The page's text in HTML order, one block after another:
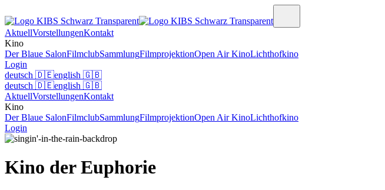
AktuellVorstellungenKontakt
Kino
Der Blaue SalonFilmclubSammlungFilmprojektionOpen Air KinoLichthofkino
Login
deutsch 🇩🇪english 🇬🇧
deutsch 🇩🇪english 🇬🇧
AktuellVorstellungenKontakt
Kino
Der Blaue SalonFilmclubSammlungFilmprojektionOpen Air KinoLichthofkino
Login
Kino der Euphorie